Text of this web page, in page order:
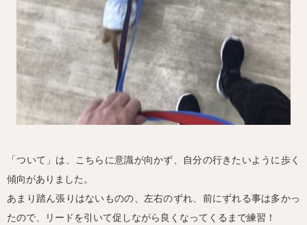
「ついて」は、こちらに意識が向かず、自分の行きたいように歩く
傾向がありました。
あまり踏ん張りはないものの、左右のずれ、前にずれる事は多かっ
たので、リードを引いて促しながら良くなってくるまで練習！